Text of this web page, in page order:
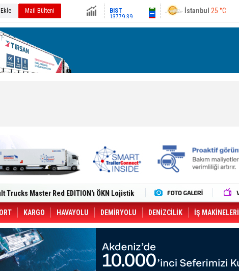
Mail Bülteni
Altın6659.71 Ankara24 °C
Yeni Tesisiyle Küresel Büyümesini
Dron Saldırısı: 3 Mürettebatın
CCO'su Oldu
49 Destinasyonda İndirimli Taşıma
Kargo Haziran 2026 Döneminde %8.5
Dergi)
Dijitalleştiriyor
in June, Up 8.5%
KARGO HAVAYOLU DEMİRYOLU DENİZCİLİK İŞ MAKİNELERİ